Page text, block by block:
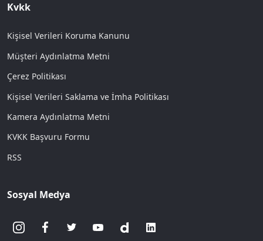
Kvkk
Kişisel Verileri Koruma Kanunu
Müşteri Aydınlatma Metni
Çerez Politikası
Kişisel Verileri Saklama ve İmha Politikası
Kamera Aydınlatma Metni
KVKK Başvuru Formu
RSS
Sosyal Medya